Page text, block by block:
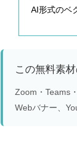
AI形式のベ
この無料素
Zoom・Teams
Webバナー、